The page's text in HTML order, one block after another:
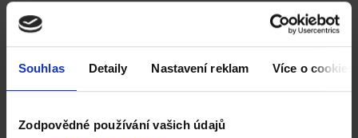
Souhlas Detaily Nastavení reklam Více o cookies
Zodpovědné používání vašich údajů
Lívance s pomerančovým mascarpone